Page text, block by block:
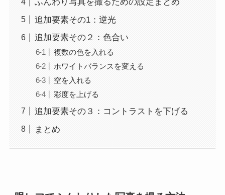
ふんわり写真を撮るための設定まとめ
追加要素その1：逆光
追加要素その２：色合い
複数の色を入れる
ホワイトバランスを変える
空を入れる
彩度を上げる
追加要素その３：コントラストを下げる
まとめ